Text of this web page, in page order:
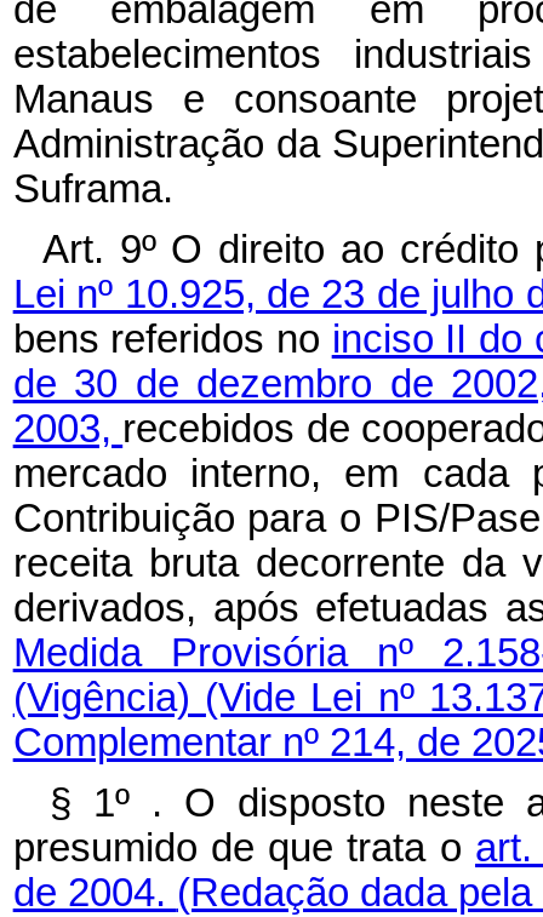
de embalagem em
estabelecimentos
Manaus e consoante
Administração da
Suframa.
Art. 9º O direito ao
Lei nº 10.925, de 23 de julho
bens referidos no inciso II do
de 30 de dezembro de
2003, recebidos de
mercado interno, em cada
Contribuição para o PIS/
receita bruta decorrente da
derivados, após efetuadas
Medida Provisória nº
(Vigência) (Vide Lei nº
Complementar nº 214, de
§ 1º . O disposto neste
presumido de que trata o
de 2004. (Redação dada